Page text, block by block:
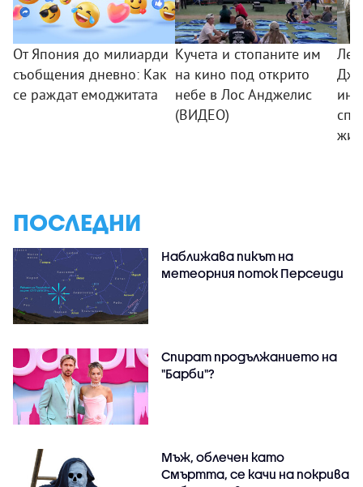
От Япония до милиарди
съобщения дневно: Как
се раждат емоджитата
Кучета и стопаните им
на кино под открито
небе в Лос Анджелис
(ВИДЕО)
ПОСЛЕДНИ
Наближава пикът на
метеорния поток Персеиди
Спират продължанието на
"Барби"?
Мъж, облечен като
Смъртта, се качи на покрива